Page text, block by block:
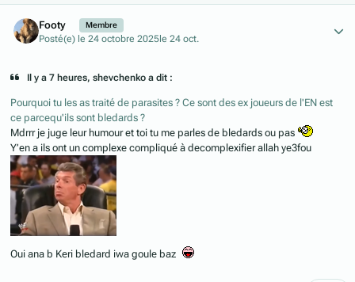
Footy Membre
Posté(e) le 24 octobre 2025 le 24 oct.
Il y a 7 heures, shevchenko a dit :
Pourquoi tu les as traité de parasites ? Ce sont des ex joueurs de l'EN est
ce parcequ'ils sont bledards ?
Mdrrr je juge leur humour et toi tu me parles de bledards ou pas
Y’en a ils ont un complexe compliqué à decomplexifier allah ye3fou
Oui ana b Keri bledard iwa goule baz